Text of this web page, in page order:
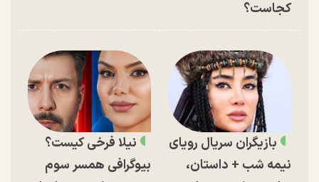
کجاست؟
بازیگران سریال رویای
نیمه شب + داستان،
نیلا فرخی کیست؟
بیوگرافی همسر سوم